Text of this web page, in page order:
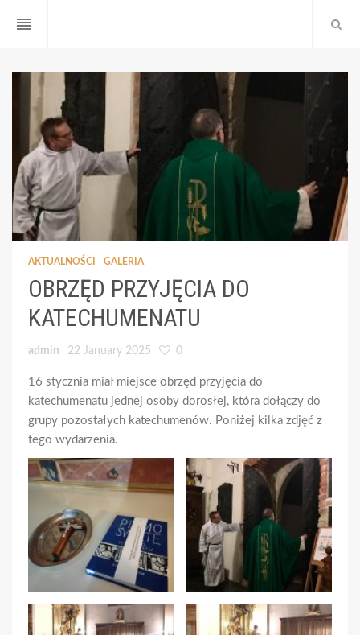
reorder
AKTUALNOŚCI GALERIA
OBRZĘD PRZYJĘCIA DO
KATECHUMENATU
admin 22 January 2025 0
16 stycznia miał miejsce obrzęd przyjęcia do
katechumenatu jednej osoby dorosłej, która dołączy do
grupy pozostałych katechumenów. Poniżej kilka zdjęć z
tego wydarzenia.